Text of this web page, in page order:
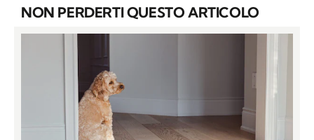
NON PERDERTI QUESTO ARTICOLO